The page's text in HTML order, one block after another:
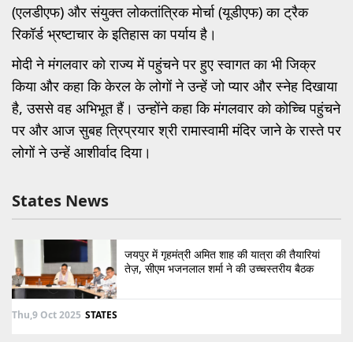
(एलडीएफ) और संयुक्त लोकतांत्रिक मोर्चा (यूडीएफ) का ट्रैक
रिकॉर्ड भ्रष्टाचार के इतिहास का पर्याय है।
मोदी ने मंगलवार को राज्य में पहुंचने पर हुए स्वागत का भी जिक्र
किया और कहा कि केरल के लोगों ने उन्हें जो प्यार और स्नेह दिखाया
है, उससे वह अभिभूत हैं। उन्होंने कहा कि मंगलवार को कोच्चि पहुंचने
पर और आज सुबह त्रिप्रयार श्री रामास्वामी मंदिर जाने के रास्ते पर
लोगों ने उन्हें आशीर्वाद दिया।
States News
जयपुर में गृहमंत्री अमित शाह की यात्रा की तैयारियां
तेज़, सीएम भजनलाल शर्मा ने की उच्चस्तरीय बैठक
Thu,9 Oct 2025 STATES